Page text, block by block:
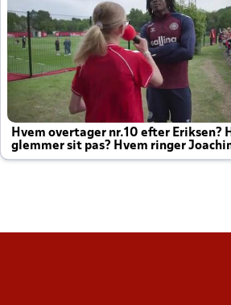
Hvem overtager nr.10 efter Eriksen?
glemmer sit pas? Hvem ringer
altid til efter kampe?